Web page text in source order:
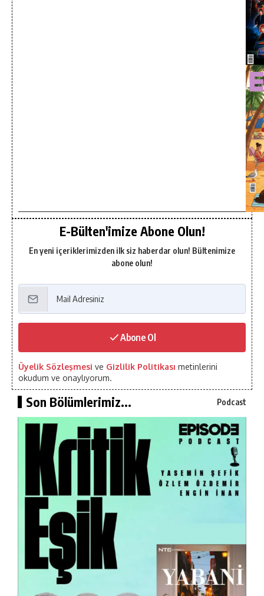
E-Bülten'imize Abone Olun!
En yeni içeriklerimizden ilk siz haberdar olun! Bültenimize
abone olun!
Abone Ol
Üyelik Sözleşmesi ve Gizlilik Politikası metinlerini
okudum ve onaylıyorum.
Son Bölümlerimiz... Podcast